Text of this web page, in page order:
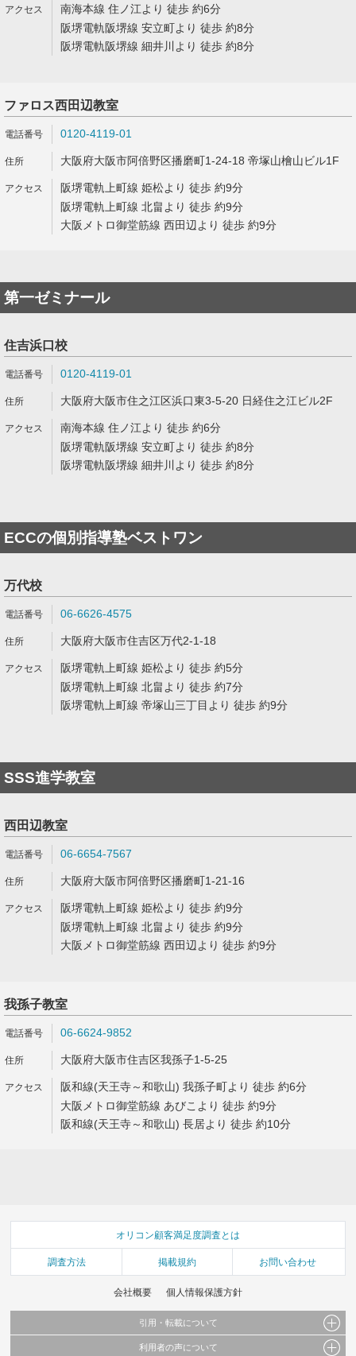
南海本線 住ノ江より 徒歩 約6分
阪堺電軌阪堺線 安立町より 徒歩 約8分
阪堺電軌阪堺線 細井川より 徒歩 約8分
ファロス西田辺教室
0120-4119-01
大阪府大阪市阿倍野区播磨町1-24-18 帝塚山檜山ビル1F
阪堺電軌上町線 姫松より 徒歩 約9分
阪堺電軌上町線 北畠より 徒歩 約9分
大阪メトロ御堂筋線 西田辺より 徒歩 約9分
第一ゼミナール
住吉浜口校
0120-4119-01
大阪府大阪市住之江区浜口東3-5-20 日経住之江ビル2F
南海本線 住ノ江より 徒歩 約6分
阪堺電軌阪堺線 安立町より 徒歩 約8分
阪堺電軌阪堺線 細井川より 徒歩 約8分
ECCの個別指導塾ベストワン
万代校
06-6626-4575
大阪府大阪市住吉区万代2-1-18
阪堺電軌上町線 姫松より 徒歩 約5分
阪堺電軌上町線 北畠より 徒歩 約7分
阪堺電軌上町線 帝塚山三丁目より 徒歩 約9分
SSS進学教室
西田辺教室
06-6654-7567
大阪府大阪市阿倍野区播磨町1-21-16
阪堺電軌上町線 姫松より 徒歩 約9分
阪堺電軌上町線 北畠より 徒歩 約9分
大阪メトロ御堂筋線 西田辺より 徒歩 約9分
我孫子教室
06-6624-9852
大阪府大阪市住吉区我孫子1-5-25
阪和線(天王寺～和歌山) 我孫子町より 徒歩 約6分
大阪メトロ御堂筋線 あびこより 徒歩 約9分
阪和線(天王寺～和歌山) 長居より 徒歩 約10分
オリコン顧客満足度調査とは
調査方法 掲載規約 お問い合わせ
会社概要 個人情報保護方針
引用・転載について
当サイトで公開されている情報（文字、写真、イラスト、画像データ等）及びこれらの配
利用者の声について